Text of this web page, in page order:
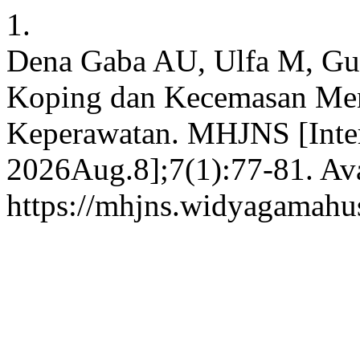
1.
Dena Gaba AU, Ulfa M,
Koping dan Kecemasan
Keperawatan. MHJNS
2026Aug.8];7(1):77-81.
https://